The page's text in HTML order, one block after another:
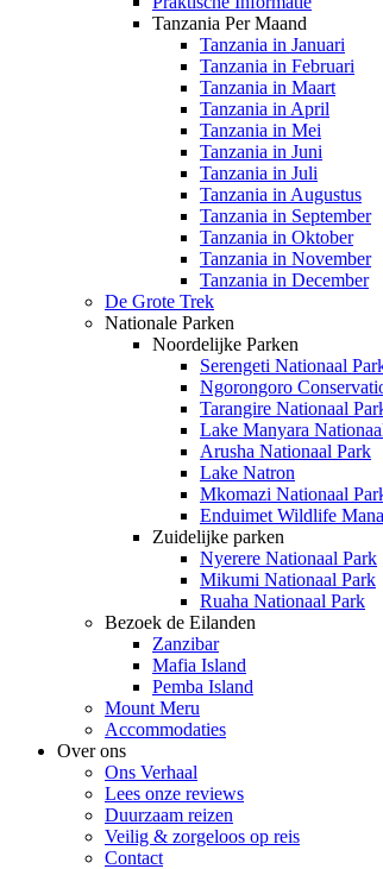
Tanzania Per Maand
Tanzania in Januari
Tanzania in Februari
Tanzania in Maart
Tanzania in April
Tanzania in Mei
Tanzania in Juni
Tanzania in Juli
Tanzania in Augustus
Tanzania in September
Tanzania in Oktober
Tanzania in November
Tanzania in December
De Grote Trek
Nationale Parken
Noordelijke Parken
Serengeti Nationaal
Ngorongoro
Tarangire Nationaal
Lake Manyara
Arusha Nationaal Park
Lake Natron
Mkomazi Nationaal
Enduimet Wildlife
Zuidelijke parken
Nyerere Nationaal Park
Mikumi Nationaal Park
Ruaha Nationaal Park
Bezoek de Eilanden
Zanzibar
Mafia Island
Pemba Island
Mount Meru
Accommodaties
Over ons
Ons Verhaal
Lees onze reviews
Duurzaam reizen
Veilig & zorgeloos op reis
Contact